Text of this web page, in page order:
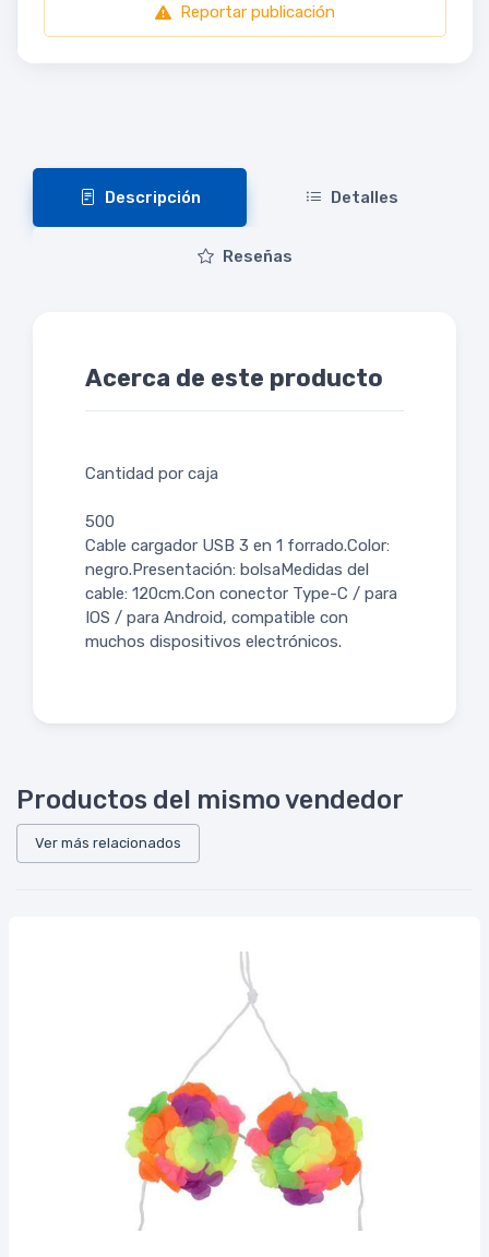
Reportar publicación
Descripción Detalles
Reseñas
Acerca de este producto
Cantidad por caja
500
Cable cargador USB 3 en 1 forrado.Color:
negro.Presentación: bolsaMedidas del
cable: 120cm.Con conector Type-C / para
IOS / para Android, compatible con
muchos dispositivos electrónicos.
Productos del mismo vendedor
Ver más relacionados